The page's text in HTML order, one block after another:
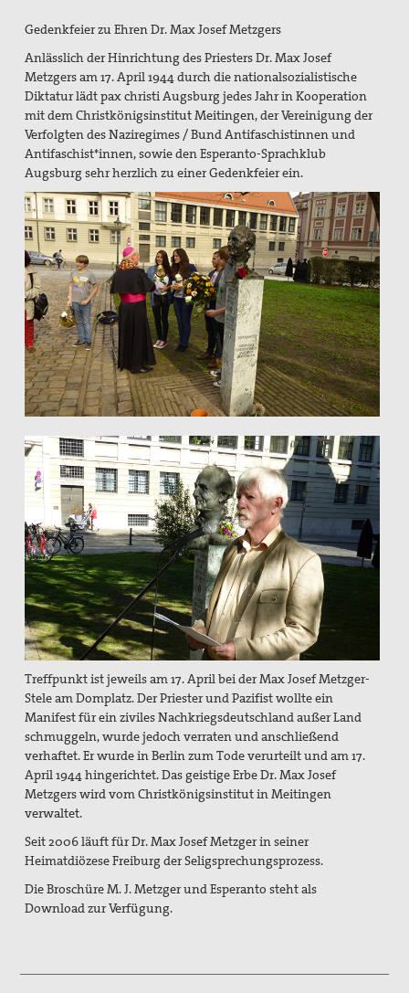
Aktion Aufschrei
Den Staat Palästina anerkennen!
Christlich-muslimischer Dialog
Begleitung bei Gewissensfragen zum neuen Wehrdienst,
KDV Beratung
friedens räume
Leitungsteam
Ehrenamtliche
Pädagogisches Konzept
Publikationen
Blickpunkt
Erklärungen
Lobbyarbeit
Spiritualität
Quartalgottesdienst mit pax christi
Ulrichsfriedensgottesdienst
Friedensgebete
Texte und Gebete
Presse
Presseberichte
Pressemitteilungen
Vernetzung
Mitglied werden
Gedenkfeier zu Ehren Dr. Max Josef Metzgers
Anlässlich der Hinrichtung des Priesters Dr. Max Josef
Metzgers am 17. April 1944 durch die nationalsozialistische
Diktatur lädt pax christi Augsburg jedes Jahr in Kooperation
mit dem Christkönigsinstitut Meitingen, der Vereinigung der
Verfolgten des Naziregimes / Bund Antifaschistinnen und
Antifaschist*innen, sowie den Esperanto-Sprachklub
Augsburg sehr herzlich zu einer Gedenkfeier ein.
Treffpunkt ist jeweils am 17. April bei der Max Josef Metzger-
Stele am Domplatz. Der Priester und Pazifist wollte ein
Manifest für ein ziviles Nachkriegsdeutschland außer Land
schmuggeln, wurde jedoch verraten und anschließend
verhaftet. Er wurde in Berlin zum Tode verurteilt und am 17.
April 1944 hingerichtet. Das geistige Erbe Dr. Max Josef
Metzgers wird vom Christkönigsinstitut in Meitingen
verwaltet.
Seit 2006 läuft für Dr. Max Josef Metzger in seiner
Heimatdiözese Freiburg der Seligsprechungsprozess.
Die Broschüre M. J. Metzger und Esperanto steht als
Download zur Verfügung.